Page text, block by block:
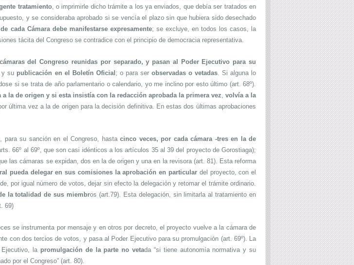
tratamiento, o imprimirle dicho trámite a los ya enviados, que debía ser tratados en
y se consideraba aprobado si se vencía el plazo sin que hubiera sido desechado
cada Cámara debe manifestarse expresamente; se excluye, en todos los casos, la
tácita del Congreso se contradice con el principio de democracia representativa.
del Congreso reunidas por separado, y pasan al Poder Ejecutivo para su
y su publicación en el Boletín Oficial ; o para ser observadas o vetadas. Si alguna lo
si se trata de año parlamentario o calendario, yo me inclino por esto último (art. 68º).
la de origen y si esta insistía con la redacción aprobada la primera vez volvía a la
última vez a la de origen para la decisión definitiva. En estas dos últimas aprobaciones
para su sanción en el Congreso, hasta cinco veces, por cada cámara -tres en la de
66º al 69º, que son casi idénticos a los artículos 35 al 39 del proyecto de Gorostiaga);
las cámaras se expidan, dos en la de origen y una en la revisora (art. 81). Esta reforma
pueda delegar en sus comisiones la aprobación en particulardel proyecto, con el
por igual número de votos, dejar sin efecto la delegación y retomar el trámite ordinario.
la totalidad de sus miembros (art.79). Esta delegación, sin limitarla al tratamiento en
69)
se instrumenta por mensaje y en otros por decreto, el proyecto vuelve a la cámara de
con dos tercios de votos, y pasa al Poder Ejecutivo para su promulgación (art. 69º). La
la promulgación de la parte no vetada “si tiene autonomía normativa y su
por el Congreso” (art. 80).